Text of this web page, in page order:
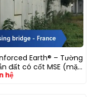
Earth® – Tường
đất có cốt MSE (mặt
bê tông đúc sẵn)
hệ